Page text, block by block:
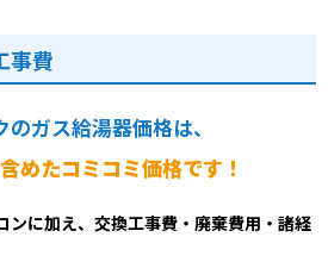
事費
のガス給湯器価格は、
めたコミコミ価格です！
ンに加え、交換工事費・廃棄費用・諸経